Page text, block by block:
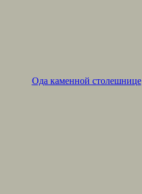
Ода каменной столешнице